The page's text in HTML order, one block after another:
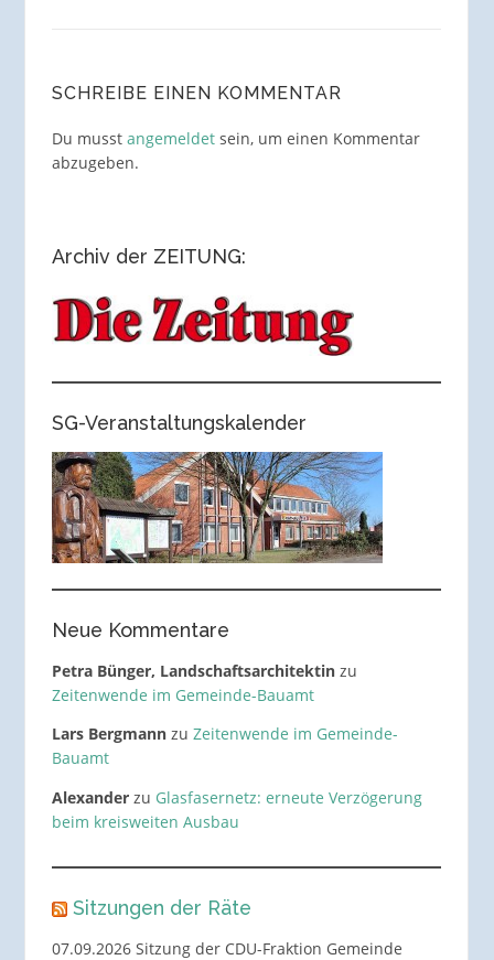
SCHREIBE EINEN KOMMENTAR
Du musst angemeldetsein, um einen Kommentar
abzugeben.
Archiv der ZEITUNG:
SG-Veranstaltungskalender
Neue Kommentare
Petra Bünger, Landschaftsarchitektinzu
Zeitenwende im Gemeinde-Bauamt
Lars Bergmannzu Zeitenwende im Gemeinde-
Bauamt
Alexanderzu Glasfasernetz: erneute Verzögerung
beim kreisweiten Ausbau
Sitzungen der Räte
07.09.2026 Sitzung der CDU-Fraktion Gemeinde